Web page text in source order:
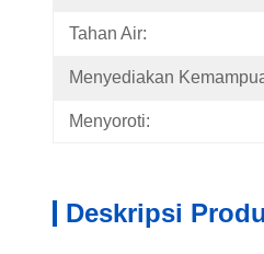
Tahan Air:
Menyediakan
Menyoroti:
Deskripsi